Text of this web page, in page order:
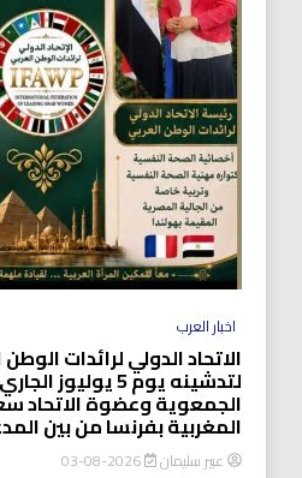
اخبار العرب
الاتحاد الدولي لرائدات
لتدشينه يوم 5
الجمعوية وعضوة الاتحاد
المغربية بفرنسا من بين
عبير سليمان 2026-08-03